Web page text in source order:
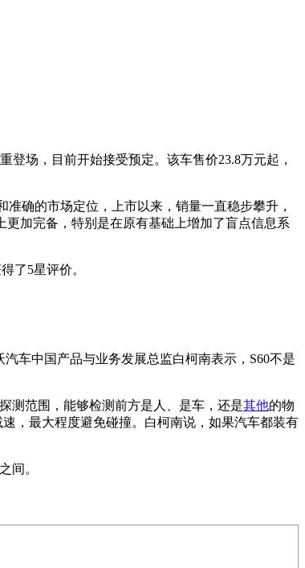
登场，目前开始接受预定。该车售价23.8万元起，
确的市场定位，上市以来，销量一直稳步攀升，
加完备，特别是在原有基础上增加了盲点信息系
了5星评价。
车中国产品与业务发展总监白柯南表示，S60不是
测范围，能够检测前方是人、是车，还是其他的物
，最大程度避免碰撞。白柯南说，如果汽车都装有
间。